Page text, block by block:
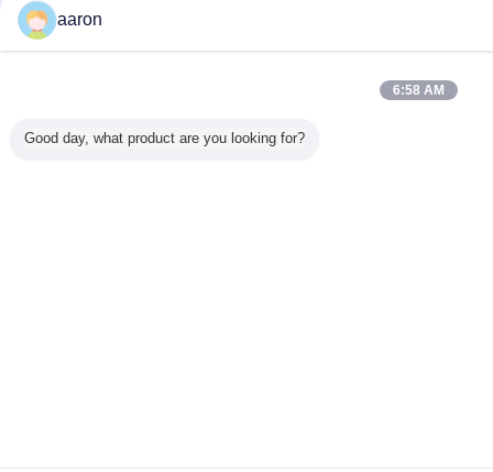
aaron
6:58 AM
Good day, what product are you looking for?